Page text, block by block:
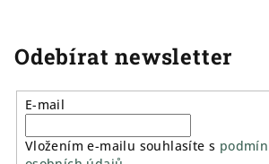
Odebírat newsletter
E-mail
Vložením e-mailu souhlasíte s